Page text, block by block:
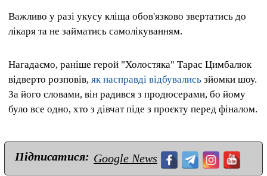
Важливо у разі укусу кліща обов'язково звертатись до
лікаря та не займатись самолікуванням.
Нагадаємо, раніше герой "Холостяка" Тарас Цимбалюк
відверто розповів, як насправді відбувались зйомки шоу.
За його словами, він радився з продюсерами, бо йому
було все одно, хто з дівчат піде з проєкту перед фіналом.
Підписатися: Google News